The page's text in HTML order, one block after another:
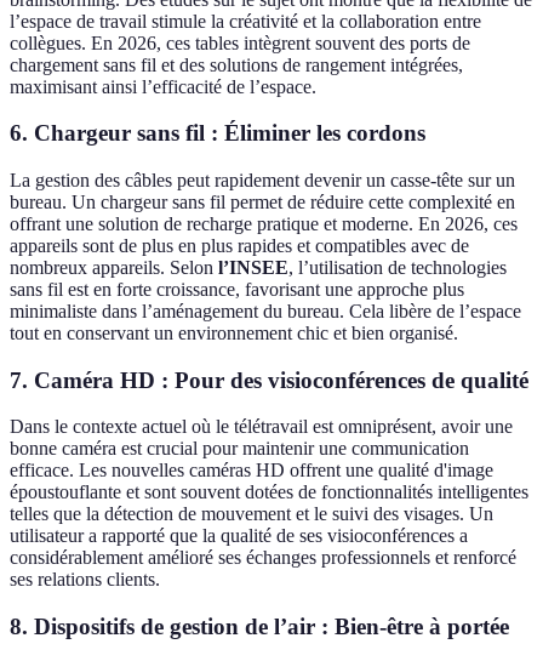
l’espace de travail stimule la créativité et la collaboration entre
collègues. En 2026, ces tables intègrent souvent des ports de
chargement sans fil et des solutions de rangement intégrées,
maximisant ainsi l’efficacité de l’espace.
6. Chargeur sans fil : Éliminer les cordons
La gestion des câbles peut rapidement devenir un casse-tête sur un
bureau. Un chargeur sans fil permet de réduire cette complexité en
offrant une solution de recharge pratique et moderne. En 2026, ces
appareils sont de plus en plus rapides et compatibles avec de
nombreux appareils. Selon l’INSEE, l’utilisation de technologies
sans fil est en forte croissance, favorisant une approche plus
minimaliste dans l’aménagement du bureau. Cela libère de l’espace
tout en conservant un environnement chic et bien organisé.
7. Caméra HD : Pour des visioconférences de qualité
Dans le contexte actuel où le télétravail est omniprésent, avoir une
bonne caméra est crucial pour maintenir une communication
efficace. Les nouvelles caméras HD offrent une qualité d'image
époustouflante et sont souvent dotées de fonctionnalités intelligentes
telles que la détection de mouvement et le suivi des visages. Un
utilisateur a rapporté que la qualité de ses visioconférences a
considérablement amélioré ses échanges professionnels et renforcé
ses relations clients.
8. Dispositifs de gestion de l’air : Bien-être à portée